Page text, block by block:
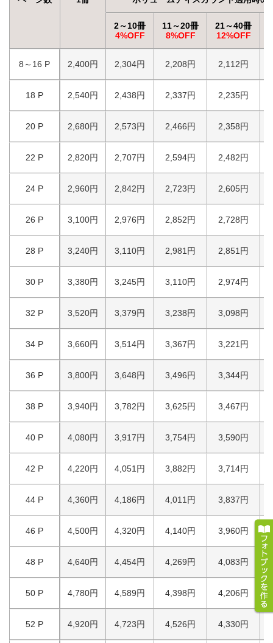
2～10冊
4%OFF
11～20冊
8%OFF
21～40冊
12%OFF
8～16 P 2,400円 2,304円 2,208円 2,112円
18 P 2,540円 2,438円 2,337円 2,235円
20 P 2,680円 2,573円 2,466円 2,358円
22 P 2,820円 2,707円 2,594円 2,482円
24 P 2,960円 2,842円 2,723円 2,605円
26 P 3,100円 2,976円 2,852円 2,728円
28 P 3,240円 3,110円 2,981円 2,851円
30 P 3,380円 3,245円 3,110円 2,974円
32 P 3,520円 3,379円 3,238円 3,098円
34 P 3,660円 3,514円 3,367円 3,221円
36 P 3,800円 3,648円 3,496円 3,344円
38 P 3,940円 3,782円 3,625円 3,467円
40 P 4,080円 3,917円 3,754円 3,590円
42 P 4,220円 4,051円 3,882円 3,714円
44 P 4,360円 4,186円 4,011円 3,837円
46 P 4,500円 4,320円 4,140円 3,960円
48 P 4,640円 4,454円 4,269円 4,083円
50 P 4,780円 4,589円 4,398円 4,206円
52 P 4,920円 4,723円 4,526円 4,330円